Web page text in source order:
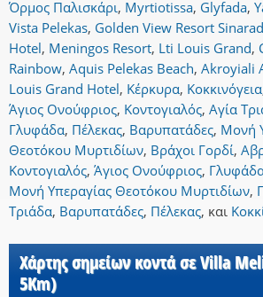
Όρμος Παλισκάρι, Myrtiotissa, Glyfada,
Vista Pelekas, Golden View Resort
Hotel, Meningos Resort, Lti Louis Grand,
Rainbow, Aquis Pelekas Beach, Akroyiali
Louis Grand Hotel, Κέρκυρα, Κοκκινόγεια
Άγιος Ονούφριος, Κοντογιαλός, Αγία
Γλυφάδα, Πέλεκας, Βαρυπατάδες, Μονή
Θεοτόκου Μυρτιδίων, Βράχοι Γορδί,
Κοντογιαλός, Άγιος Ονούφριος,
Μονή Υπεραγίας Θεοτόκου Μυρτιδίων,
Τριάδα, Βαρυπατάδες, Πέλεκας, και
Χάρτης σημείων κοντά σε Villa
5Km)